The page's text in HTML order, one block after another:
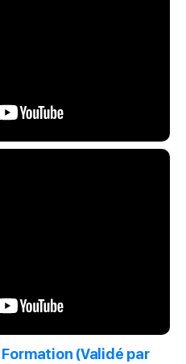
Formation (Validé par